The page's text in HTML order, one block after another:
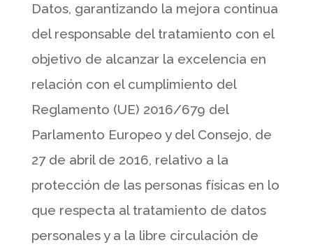
Datos, garantizando la mejora continua
del responsable del tratamiento con el
objetivo de alcanzar la excelencia en
relación con el cumplimiento del
Reglamento (UE) 2016/679 del
Parlamento Europeo y del Consejo, de
27 de abril de 2016, relativo a la
protección de las personas físicas en lo
que respecta al tratamiento de datos
personales y a la libre circulación de